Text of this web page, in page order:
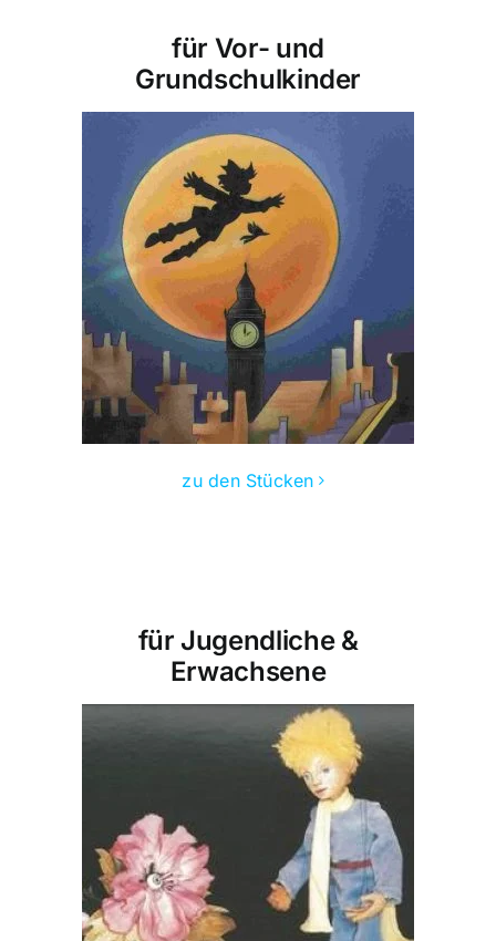
für Vor- und
Grundschulkinder
zu den Stücken
für Jugendliche &
Erwachsene